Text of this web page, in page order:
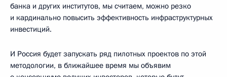
банка и других институтов, мы считаем, можно резко
и кардинально повысить эффективность инфраструктурных
инвестиций.
И Россия будет запускать ряд пилотных проектов по этой
методологии, в ближайшее время мы объявим